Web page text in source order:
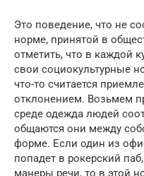
Это поведение, что не
норме, принятой в
отметить, что в каждой
свои социокультурные
что-то считается
отклонением. Возьмем
среде одежда людей
общаются они между
форме. Если один из
попадет в рокерский
манеры речи, то в этой